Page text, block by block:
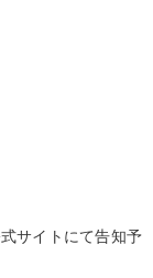
サイトにて告知予